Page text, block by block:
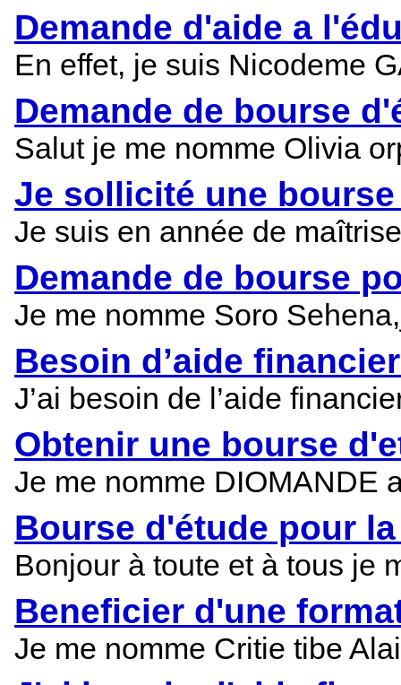
Demande d'aide a
En effet, je suis Nicodeme
Demande de bourse
Salut je me nomme Olivia
Je sollicité une
Je suis en année de
Demande de bourse
Je me nomme Soro
Besoin d’aide
J’ai besoin de l’aide
Obtenir une bourse
Je me nomme DIOMANDE
Bourse d'étude pour
Bonjour à toute et à tous je
Beneficier d'une
Je me nomme Critie tibe